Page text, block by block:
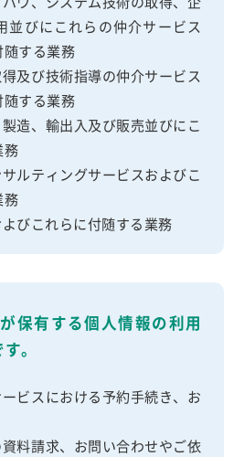
並びにこれらの仲介サービス
する業務
及び技術指導の仲介サービス
する業務
造、輸出入及び販売並びにこ
務
ルティングサービスおよびこ
務
びこれらに付随する業務
保有する個人情報の利用
。
ビスにおける予約手続き、お
料請求、お問い合わせやご依